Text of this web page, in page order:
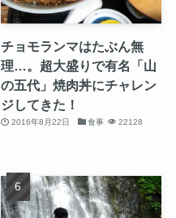
チョモランマはたぶん無
理…。超大盛りで有名「山
の五代」焼肉丼にチャレン
ジしてきた！
2016年8月22日 食事 22128